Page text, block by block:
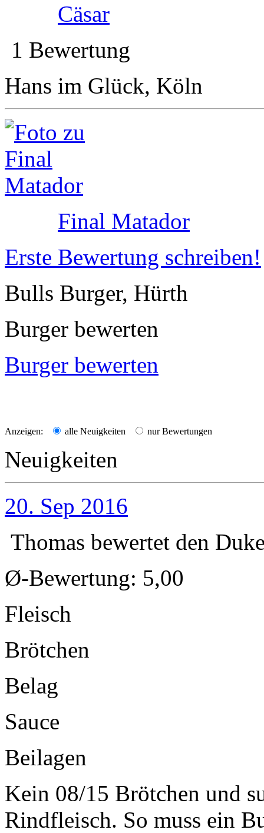
Cäsar
1 Bewertung
Hans im Glück, Köln
Final Matador
Erste Bewertung schreiben!
Bulls Burger, Hürth
Burger bewerten
Burger bewerten
Anzeigen: alle Neuigkeiten nur Bewertungen
Neuigkeiten
20. Sep 2016
Thomas bewertet den
Ø-Bewertung: 5,00
Fleisch
Brötchen
Belag
Sauce
Beilagen
Kein 08/15 Brötchen und
Rindfleisch. So muss ein